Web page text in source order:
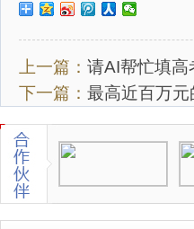
上一篇： 请AI帮忙填高
下一篇： 最高近百万元